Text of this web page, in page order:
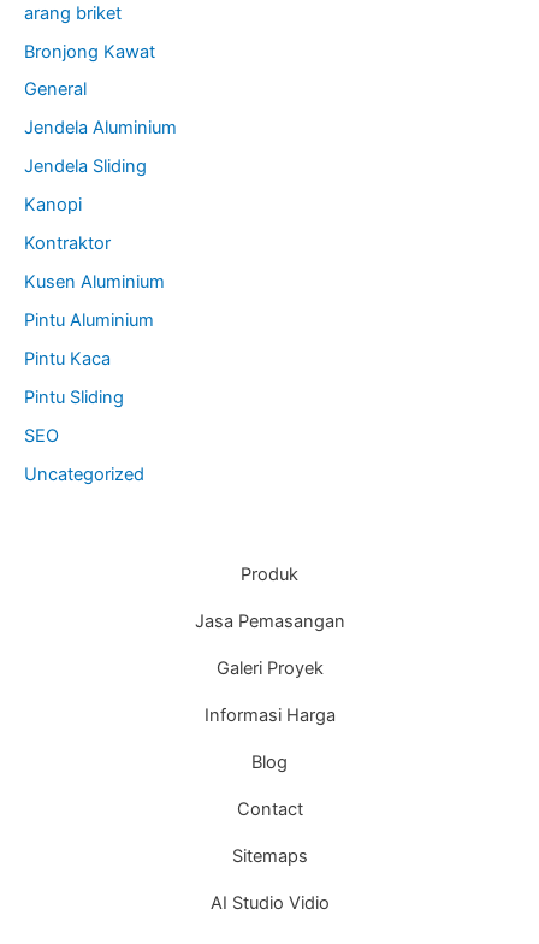
arang briket
Bronjong Kawat
General
Jendela Aluminium
Jendela Sliding
Kanopi
Kontraktor
Kusen Aluminium
Pintu Aluminium
Pintu Kaca
Pintu Sliding
SEO
Uncategorized
Produk
Jasa Pemasangan
Galeri Proyek
Informasi Harga
Blog
Contact
Sitemaps
AI Studio Vidio